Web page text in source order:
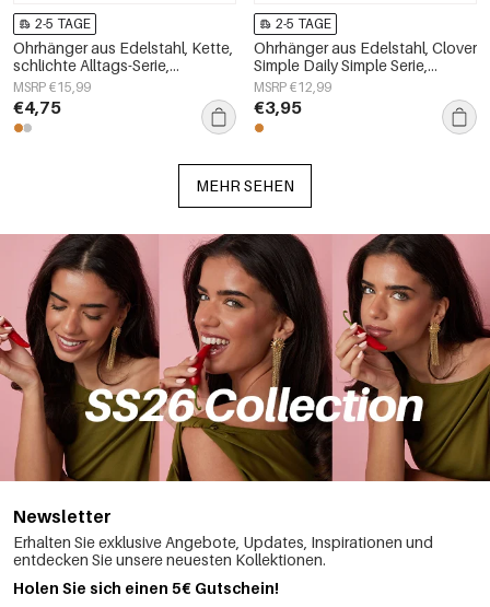
2-5 TAGE
Ohrhänger aus Edelstahl, Kette,
schlichte Alltags-Serie,
Damenschmuck
MSRP €15,99
€4,75
2-5 TAGE
Ohrhänger aus Edelstahl, Clover
Simple Daily Simple Serie,
Damenschmuck
MSRP €12,99
€3,95
MEHR SEHEN
Newsletter
Erhalten Sie exklusive Angebote, Updates, Inspirationen und
entdecken Sie unsere neuesten Kollektionen.
Holen Sie sich einen 5€ Gutschein!